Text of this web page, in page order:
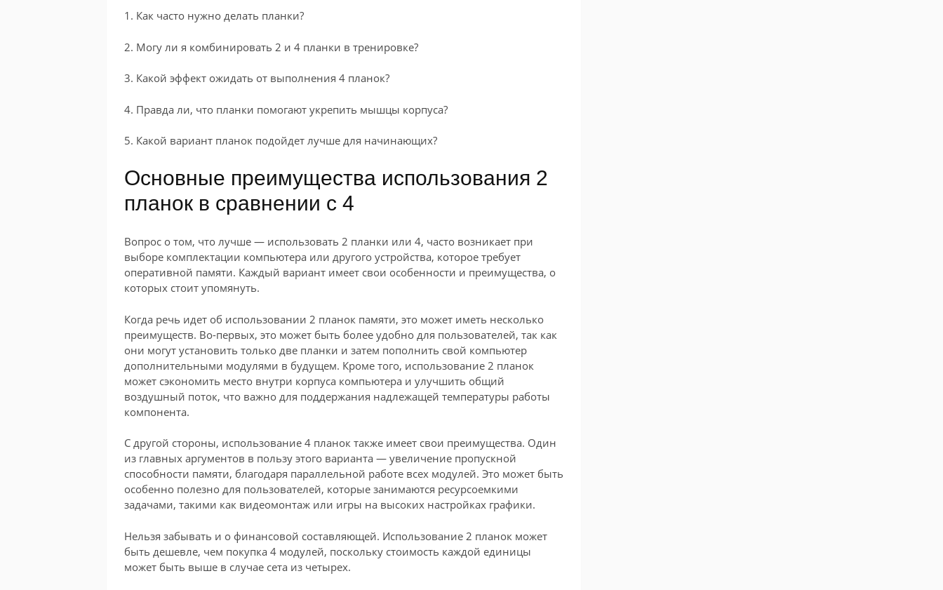
1. Как часто нужно делать планки?
2. Могу ли я комбинировать 2 и 4 планки в тренировке?
3. Какой эффект ожидать от выполнения 4 планок?
4. Правда ли, что планки помогают укрепить мышцы корпуса?
5. Какой вариант планок подойдет лучше для начинающих?
Основные преимущества использования 2
планок в сравнении с 4
Вопрос о том, что лучше — использовать 2 планки или 4, часто возникает при
выборе комплектации компьютера или другого устройства, которое требует
оперативной памяти. Каждый вариант имеет свои особенности и преимущества, о
которых стоит упомянуть.
Когда речь идет об использовании 2 планок памяти, это может иметь несколько
преимуществ. Во-первых, это может быть более удобно для пользователей, так как
они могут установить только две планки и затем пополнить свой компьютер
дополнительными модулями в будущем. Кроме того, использование 2 планок
может сэкономить место внутри корпуса компьютера и улучшить общий
воздушный поток, что важно для поддержания надлежащей температуры работы
компонента.
С другой стороны, использование 4 планок также имеет свои преимущества. Один
из главных аргументов в пользу этого варианта — увеличение пропускной
способности памяти, благодаря параллельной работе всех модулей. Это может быть
особенно полезно для пользователей, которые занимаются ресурсоемкими
задачами, такими как видеомонтаж или игры на высоких настройках графики.
Нельзя забывать и о финансовой составляющей. Использование 2 планок может
быть дешевле, чем покупка 4 модулей, поскольку стоимость каждой единицы
может быть выше в случае сета из четырех.